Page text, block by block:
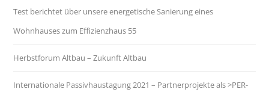
Test berichtet über unsere energetische Sanierung eines
Wohnhauses zum Effizienzhaus 55
Herbstforum Altbau – Zukunft Altbau
Internationale Passivhaustagung 2021 – Part­ner­pro­jek­te als >PER-